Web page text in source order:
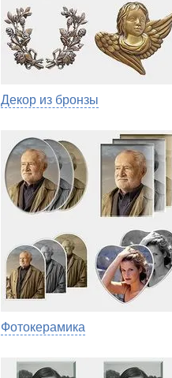
Декор из бронзы
Фотокерамика